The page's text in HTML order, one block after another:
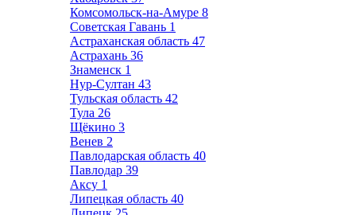
Комсомольск-на-Амуре 8
Советская Гавань 1
Астраханская область 47
Астрахань 36
Знаменск 1
Нур-Султан 43
Тульская область 42
Тула 26
Щёкино 3
Венев 2
Павлодарская область 40
Павлодар 39
Аксу 1
Липецкая область 40